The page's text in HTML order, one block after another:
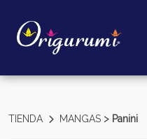
TIENDA MANGAS > Panini